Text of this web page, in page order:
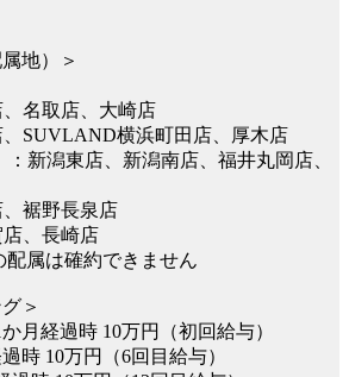
地）＞
名取店、大崎店
SUVLAND横浜町田店、厚木店
新潟東店、新潟南店、福井丸岡店、
裾野長泉店
、長崎店
属は確約できません
＞
月経過時 10万円（初回給与）
時 10万円（6回目給与）